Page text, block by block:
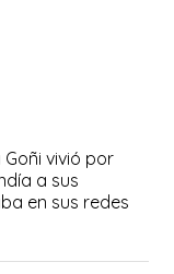
vivió por
a sus
en sus redes